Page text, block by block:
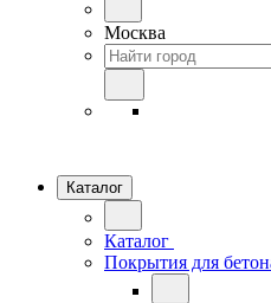
Москва
Каталог
Каталог
Покрытия для